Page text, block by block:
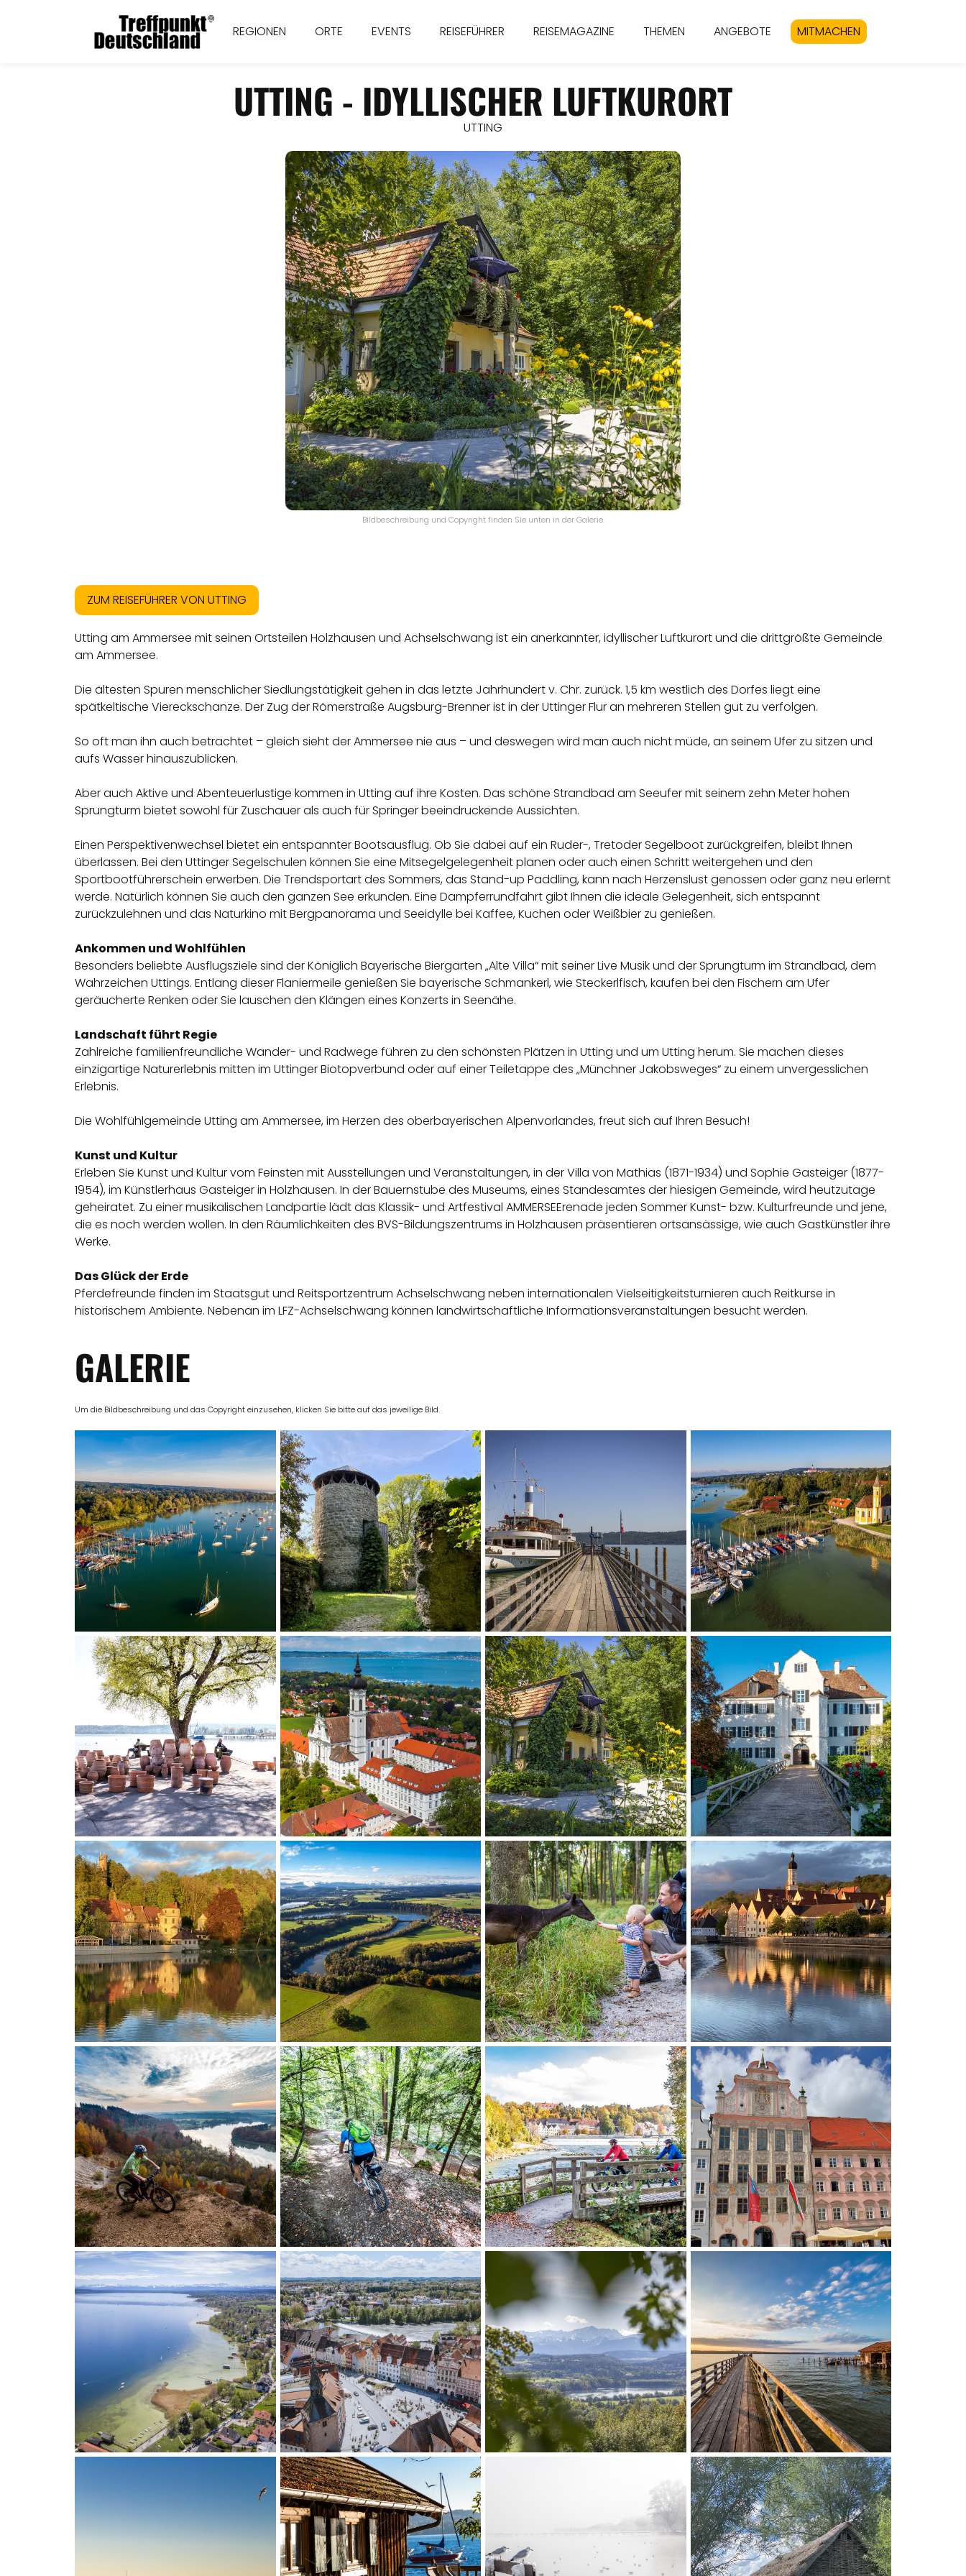
REGIONEN ORTE EVENTS REISEFÜHRER REISEMAGAZINE THEMEN ANGEBOTE MITMACHEN
UTTING - IDYLLISCHER LUFTKURORT
UTTING
Bildbeschreibung und Copyright finden Sie unten in der Galerie.
ZUM REISEFÜHRER VON UTTING
Utting am Ammersee mit seinen Ortsteilen Holzhausen und Achselschwang ist ein anerkannter, idyllischer Luftkurort und die drittgrößte Gemeinde
am Ammersee.
Die ältesten Spuren menschlicher Siedlungstätigkeit gehen in das letzte Jahrhundert v. Chr. zurück. 1,5 km westlich des Dorfes liegt eine
spätkeltische Viereckschanze. Der Zug der Römerstraße Augsburg-Brenner ist in der Uttinger Flur an mehreren Stellen gut zu verfolgen.
So oft man ihn auch betrachtet – gleich sieht der Ammersee nie aus – und deswegen wird man auch nicht müde, an seinem Ufer zu sitzen und
aufs Wasser hinauszublicken.
Aber auch Aktive und Abenteuerlustige kommen in Utting auf ihre Kosten. Das schöne Strandbad am Seeufer mit seinem zehn Meter hohen
Sprungturm bietet sowohl für Zuschauer als auch für Springer beeindruckende Aussichten.
Einen Perspektivenwechsel bietet ein entspannter Bootsausflug. Ob Sie dabei auf ein Ruder-, Tretoder Segelboot zurückgreifen, bleibt Ihnen
überlassen. Bei den Uttinger Segelschulen können Sie eine Mitsegelgelegenheit planen oder auch einen Schritt weitergehen und den
Sportbootführerschein erwerben. Die Trendsportart des Sommers, das Stand-up Paddling, kann nach Herzenslust genossen oder ganz neu erlernt
werde. Natürlich können Sie auch den ganzen See erkunden. Eine Dampferrundfahrt gibt Ihnen die ideale Gelegenheit, sich entspannt
zurückzulehnen und das Naturkino mit Bergpanorama und Seeidylle bei Kaffee, Kuchen oder Weißbier zu genießen.
Ankommen und Wohlfühlen
Besonders beliebte Ausflugsziele sind der Königlich Bayerische Biergarten „Alte Villa“ mit seiner Live Musik und der Sprungturm im Strandbad, dem
Wahrzeichen Uttings. Entlang dieser Flaniermeile genießen Sie bayerische Schmankerl, wie Steckerlfisch, kaufen bei den Fischern am Ufer
geräucherte Renken oder Sie lauschen den Klängen eines Konzerts in Seenähe.
Landschaft führt Regie
Zahlreiche familienfreundliche Wander- und Radwege führen zu den schönsten Plätzen in Utting und um Utting herum. Sie machen dieses
einzigartige Naturerlebnis mitten im Uttinger Biotopverbund oder auf einer Teiletappe des „Münchner Jakobsweges“ zu einem unvergesslichen
Erlebnis.
Die Wohlfühlgemeinde Utting am Ammersee, im Herzen des oberbayerischen Alpenvorlandes, freut sich auf Ihren Besuch!
Kunst und Kultur
Erleben Sie Kunst und Kultur vom Feinsten mit Ausstellungen und Veranstaltungen, in der Villa von Mathias (1871-1934) und Sophie Gasteiger (1877-
1954), im Künstlerhaus Gasteiger in Holzhausen. In der Bauernstube des Museums, eines Standesamtes der hiesigen Gemeinde, wird heutzutage
geheiratet. Zu einer musikalischen Landpartie lädt das Klassik- und Artfestival AMMERSEErenade jeden Sommer Kunst- bzw. Kulturfreunde und jene,
die es noch werden wollen. In den Räumlichkeiten des BVS-Bildungszentrums in Holzhausen präsentieren ortsansässige, wie auch Gastkünstler ihre
Werke.
Das Glück der Erde
Pferdefreunde finden im Staatsgut und Reitsportzentrum Achselschwang neben internationalen Vielseitigkeitsturnieren auch Reitkurse in
historischem Ambiente. Nebenan im LFZ-Achselschwang können landwirtschaftliche Informationsveranstaltungen besucht werden.
GALERIE
Um die Bildbeschreibung und das Copyright einzusehen, klicken Sie bitte auf das jeweilige Bild.